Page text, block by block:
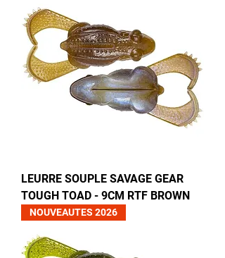
LEURRE SOUPLE SAVAGE GEAR
TOUGH TOAD - 9CM RTF BROWN
NOUVEAUTES 2026